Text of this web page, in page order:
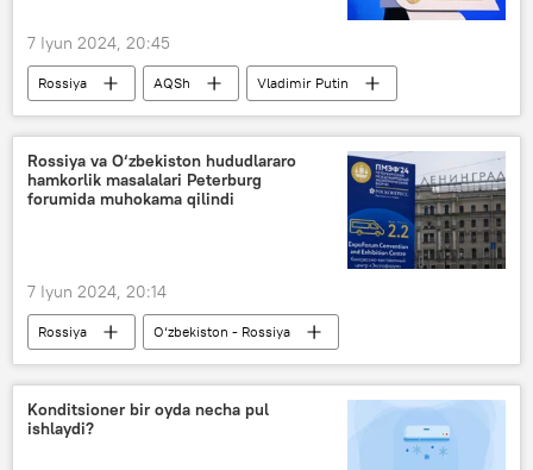
7 Iyun 2024, 20:45
Rossiya AQSh Vladimir Putin
Rossiya va O‘zbekiston hududlararo
hamkorlik masalalari Peterburg
forumida muhokama qilindi
7 Iyun 2024, 20:14
Rossiya
O‘zbekiston - Rossiya
Peterburg xalqaro iqtisodiy forumi
Konditsioner bir oyda necha pul
ishlaydi?